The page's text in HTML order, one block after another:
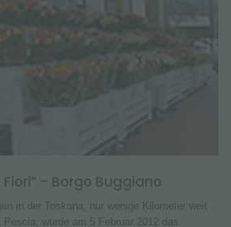
Fiori” – Borgo Buggiano
in der Toskana, nur wenige Kilometer weit
wurde am 5 Februar 2012 das